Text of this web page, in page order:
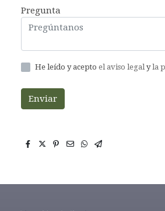
Pregunta
He leído y acepto el aviso legal yla
Enviar